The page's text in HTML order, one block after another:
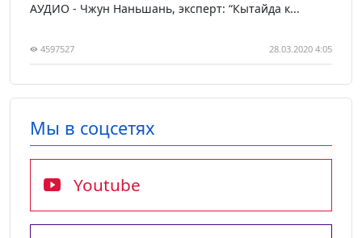
АУДИО - Чжун Наньшань, эксперт: “Кытайда к...
4597527 28.03.2020 4:05
Мы в соцсетях
Youtube